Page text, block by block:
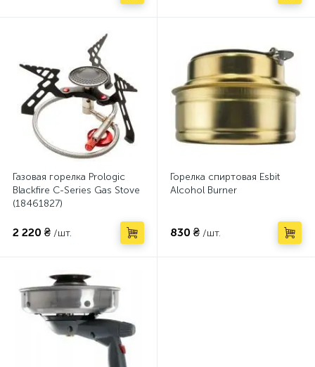
Газовая горелка Prologic
Blackfire C-Series Gas Stove
(18461827)
2 220 ₴ /шт.
Горелка спиртовая Esbit
Alcohol Burner
830 ₴ /шт.